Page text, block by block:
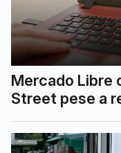
Mercado Libre
Street pese a